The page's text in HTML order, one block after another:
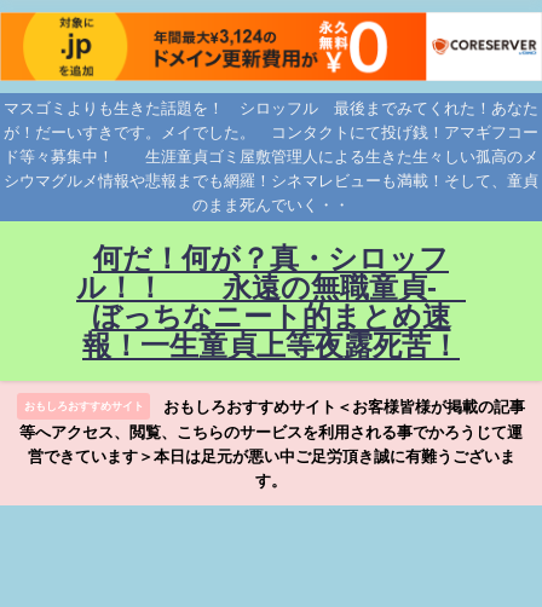
マスゴミよりも生きた話題を！ シロッフル 最後までみてくれた！あなた
が！だーいすきです。メイでした。 コンタクトにて投げ銭！アマギフコー
ド等々募集中！ 生涯童貞ゴミ屋敷管理人による生きた生々しい孤高のメ
シウマグルメ情報や悲報までも網羅！シネマレビューも満載！そして、童貞
のまま死んでいく・・
何だ！何が？真・シロッフ
ル！！ 永遠の無職童貞-
ぼっちなニート的まとめ速
報！一生童貞上等夜露死苦！
おもしろおすすめサイト
おもしろおすすめサイト＜お客様皆様が掲載の記事
等へアクセス、閲覧、こちらのサービスを利用される事でかろうじて運
営できています＞本日は足元が悪い中ご足労頂き誠に有難うございま
す。